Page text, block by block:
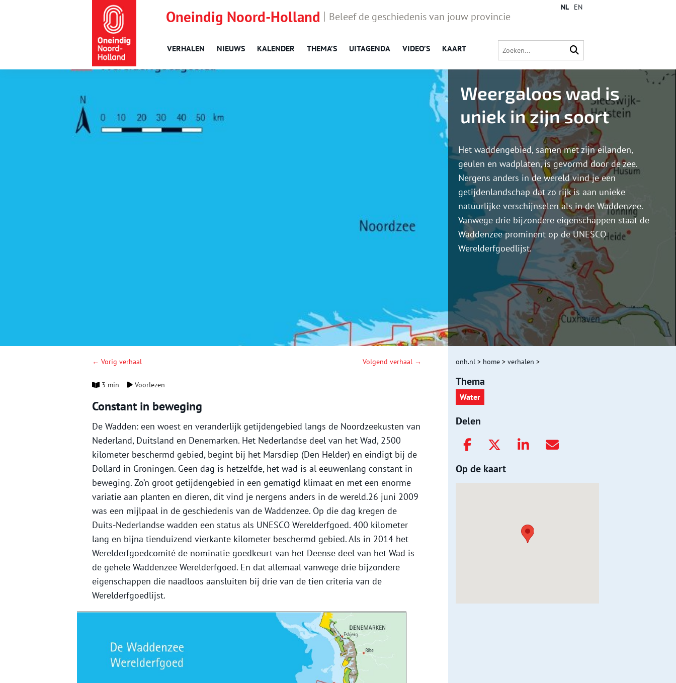
Oneindig Noord-Holland Beleef de geschiedenis van jouw provincie
VERHALEN NIEUWS KALENDER THEMA’S UITAGENDA VIDEO’S KAART
NL EN
Weergaloos wad is
uniek in zijn soort
Het waddengebied, samen met zijn eilanden,
geulen en wadplaten, is gevormd door de zee.
Nergens anders in de wereld vind je een
getijdenlandschap dat zo rijk is aan unieke
natuurlijke verschijnselen als in de Waddenzee.
Vanwege drie bijzondere eigenschappen staat de
Waddenzee prominent op de UNESCO
Werelderfgoedlijst.
← Vorig verhaal Volgend verhaal →
3 min Voorlezen
Constant in beweging
De Wadden: een woest en veranderlijk getijdengebied langs de Noordzeekusten van
Nederland, Duitsland en Denemarken. Het Nederlandse deel van het Wad, 2500
kilometer beschermd gebied, begint bij het Marsdiep (Den Helder) en eindigt bij de
Dollard in Groningen. Geen dag is hetzelfde, het wad is al eeuwenlang constant in
beweging. Zo’n groot getijdengebied in een gematigd klimaat en met een enorme
variatie aan planten en dieren, dit vind je nergens anders in de wereld.26 juni 2009
was een mijlpaal in de geschiedenis van de Waddenzee. Op die dag kregen de
Duits-Nederlandse wadden een status als UNESCO Werelderfgoed. 400 kilometer
lang en bijna tienduizend vierkante kilometer beschermd gebied. Als in 2014 het
Werelderfgoedcomité de nominatie goedkeurt van het Deense deel van het Wad is
de gehele Waddenzee Werelderfgoed. En dat allemaal vanwege drie bijzondere
eigenschappen die naadloos aansluiten bij drie van de tien criteria van de
Werelderfgoedlijst.
onh.nl > home > verhalen >
Thema
Water
Delen
Op de kaart